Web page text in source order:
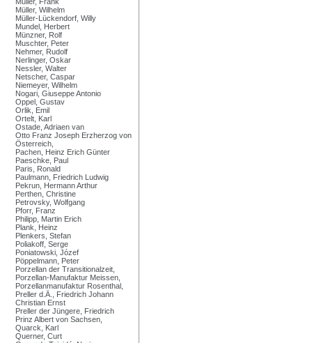
Müller, Wilhelm
Müller-Lückendorf, Willy
Mundel, Herbert
Münzner, Rolf
Muschter, Peter
Nehmer, Rudolf
Nerlinger, Oskar
Nessler, Walter
Netscher, Caspar
Niemeyer, Wilhelm
Nogari, Giuseppe Antonio
Oppel, Gustav
Orlik, Emil
Ortelt, Karl
Ostade, Adriaen van
Otto Franz Joseph Erzherzog von
Österreich,
Pachen, Heinz Erich Günter
Paeschke, Paul
Paris, Ronald
Paulmann, Friedrich Ludwig
Pekrun, Hermann Arthur
Perthen, Christine
Petrovsky, Wolfgang
Pforr, Franz
Philipp, Martin Erich
Plank, Heinz
Plenkers, Stefan
Poliakoff, Serge
Poniatowski, Józef
Pöppelmann, Peter
Porzellan der Transitionalzeit,
Porzellan-Manufaktur Meissen,
Porzellanmanufaktur Rosenthal,
Preller d.Ä., Friedrich Johann
Christian Ernst
Preller der Jüngere, Friedrich
Prinz Albert von Sachsen,
Quarck, Karl
Querner, Curt